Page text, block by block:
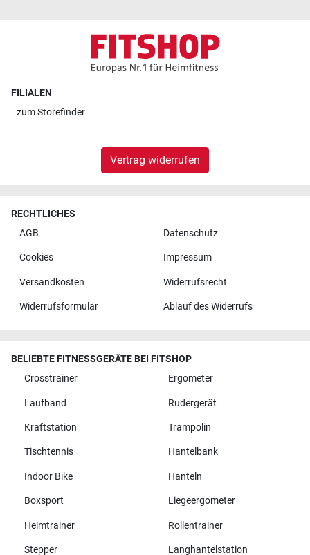
FILIALEN
zumStorefinder
Vertrag widerrufen
RECHTLICHES
AGB
Datenschutz
Cookies Impressum
Versandkosten Widerrufsrecht
Widerrufsformular Ablauf des Widerrufs
BELIEBTE FITNESSGERÄTE BEI FITSHOP
Crosstrainer
Ergometer
Laufband Rudergerät
Kraftstation Trampolin
Tischtennis Hantelbank
Indoor Bike Hanteln
Boxsport Liegeergometer
Heimtrainer Rollentrainer
Stepper Langhantelstation